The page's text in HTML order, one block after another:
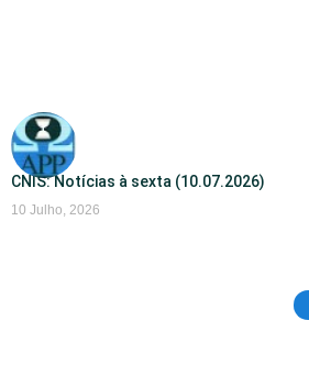
CNIS: Notícias à sexta (10.07.2026)
10 Julho, 2026